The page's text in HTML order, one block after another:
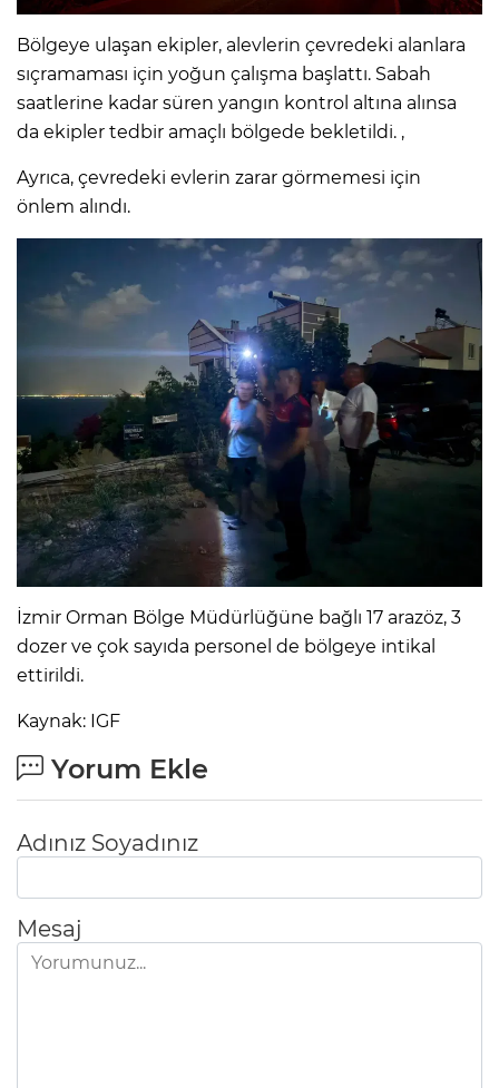
Bölgeye ulaşan ekipler, alevlerin çevredeki alanlara
sıçramaması için yoğun çalışma başlattı. Sabah
saatlerine kadar süren yangın kontrol altına alınsa
da ekipler tedbir amaçlı bölgede bekletildi. ,
Ayrıca, çevredeki evlerin zarar görmemesi için
önlem alındı.
İzmir Orman Bölge Müdürlüğüne bağlı 17 arazöz, 3
dozer ve çok sayıda personel de bölgeye intikal
ettirildi.
Kaynak: IGF
Yorum Ekle
Adınız Soyadınız
Mesaj